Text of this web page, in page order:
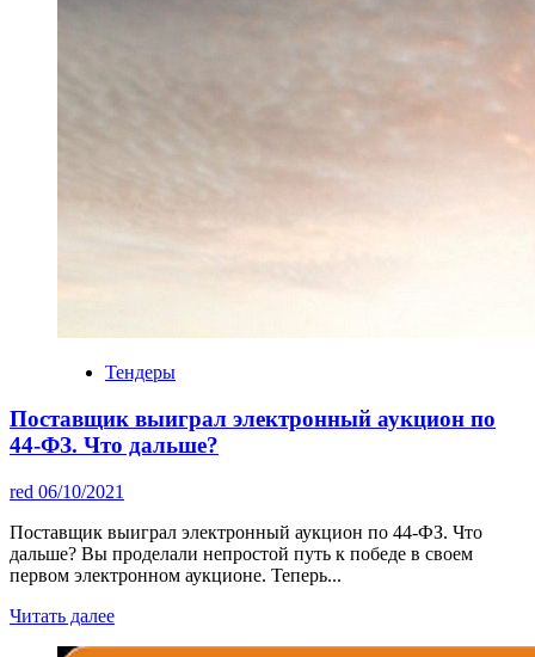
Тендеры
Поставщик выиграл электронный аукцион по
44-ФЗ. Что дальше?
red 06/10/2021
Поставщик выиграл электронный аукцион по 44-ФЗ. Что
дальше? Вы проделали непростой путь к победе в своем
первом электронном аукционе. Теперь...
Читать далее